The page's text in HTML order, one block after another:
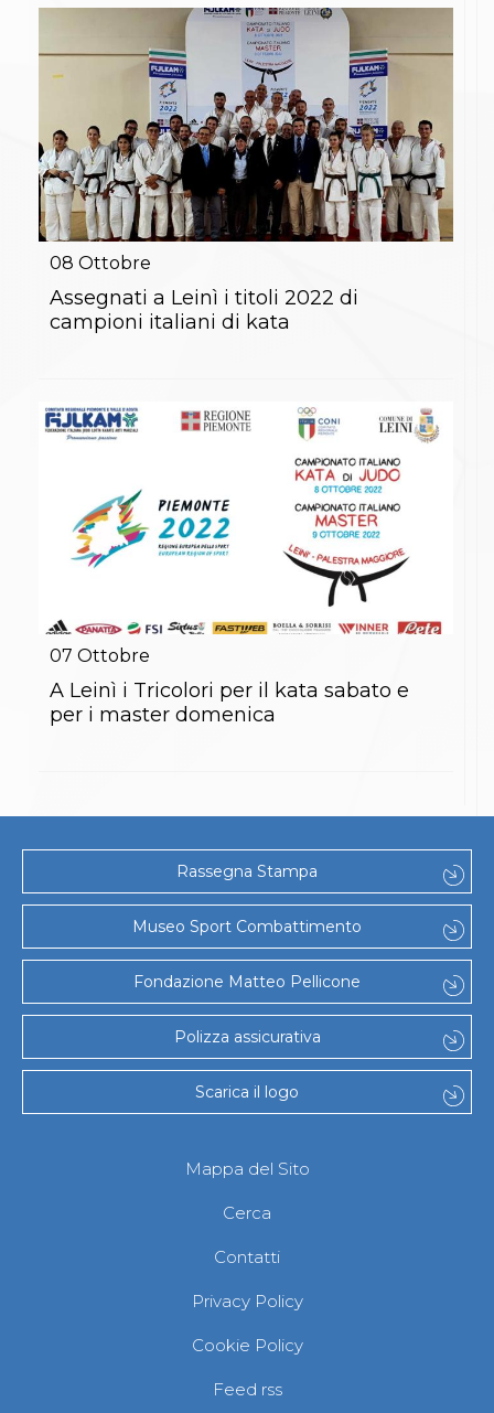
Difesa Personale MGA
La disciplina
News
Merchandising
Mappa del sito
Cerca
Contatti
News
Cookies Accept
Newsletter
Catalogo formativo
Corsi di Specializzazione
Corsi FIJLKAM-FISDIR
Corso Direttore di Gara
Abilitazioni
Sportello Fiscale
Modulistica
FAQ
Quesiti fiscali
Sostenibilità
08 Ottobre
Assegnati a Leinì i titoli 2022 di
campioni italiani di kata
07 Ottobre
A Leinì i Tricolori per il kata sabato e
per i master domenica
Rassegna Stampa
Museo Sport Combattimento
Fondazione Matteo Pellicone
Polizza assicurativa
Scarica il logo
Mappa del Sito
Cerca
Contatti
Privacy Policy
Cookie Policy
Feed rss